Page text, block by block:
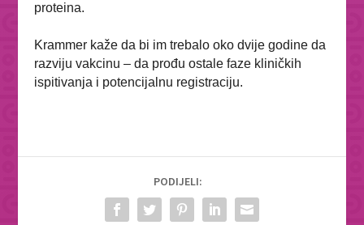
proteina.
Krammer kaže da bi im trebalo oko dvije godine da
razviju vakcinu – da prođu ostale faze kliničkih
ispitivanja i potencijalnu registraciju.
PODIJELI: